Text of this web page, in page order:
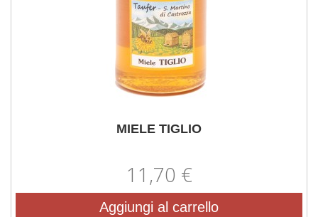
MIELE TIGLIO
11,70 €
Aggiungi al carrello